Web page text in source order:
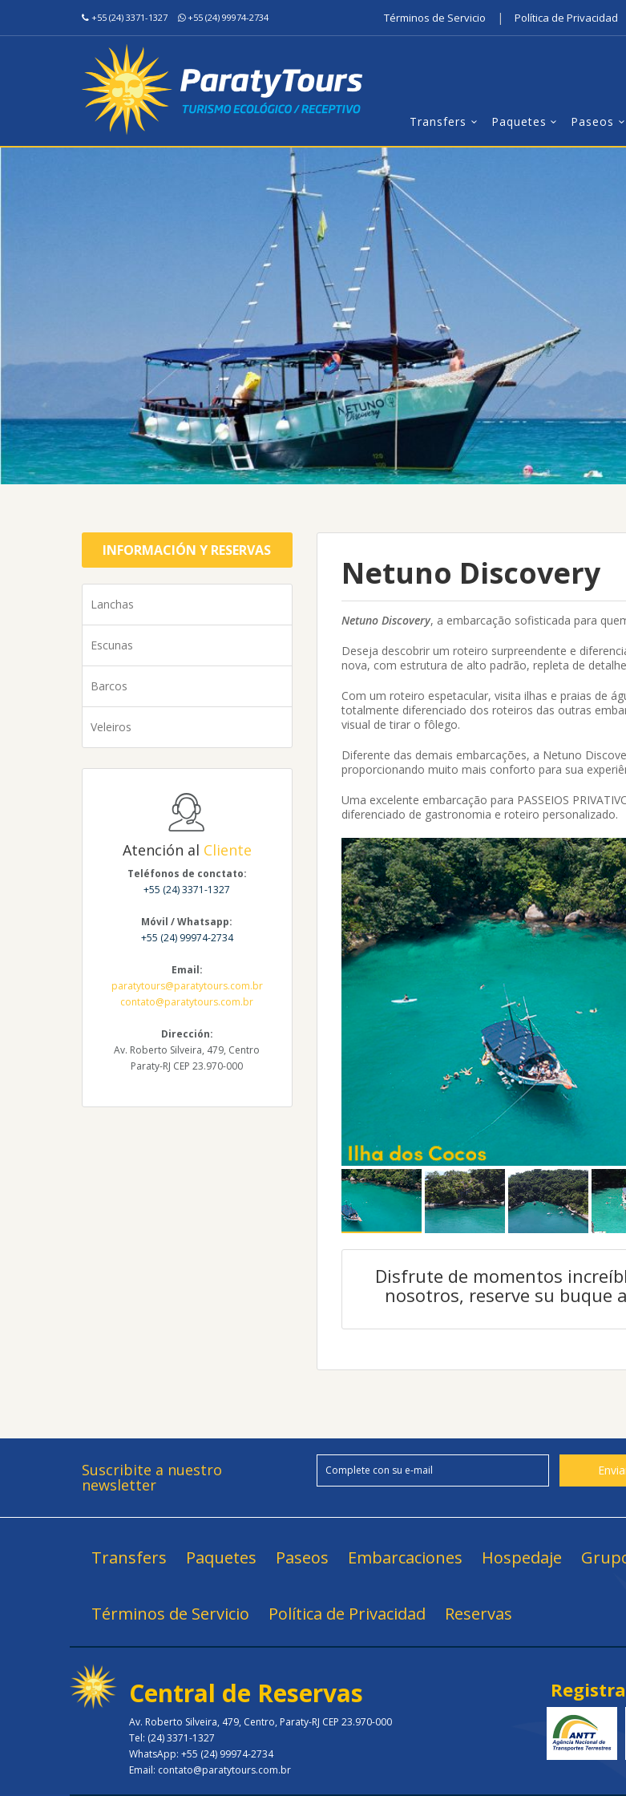
+55 (24) 3371-1327 +55 (24) 99974-2734 Términos de Servicio | Política de Privacidad
Transfers Paquetes Paseos
INFORMACIÓN Y RESERVAS
Lanchas
Escunas
Barcos
Veleiros
Atención al Cliente
Teléfonos de conctato:
+55 (24) 3371-1327
Móvil / Whatsapp:
+55 (24) 99974-2734
Email:
paratytours@paratytours.com.br
contato@paratytours.com.br
Dirección:
Av. Roberto Silveira, 479, Centro
Paraty-RJ CEP 23.970-000
Netuno Discovery
Netuno Discovery, a embarcação sofisticada para
Deseja descobrir um roteiro surpreendente e
nova, com estrutura de alto padrão, repleta de
Com um roteiro espetacular, visita ilhas e praias de
totalmente diferenciado dos roteiros das outras
visual de tirar o fôlego.
Diferente das demais embarcações, a Netuno
proporcionando muito mais conforto para sua
Uma excelente embarcação para PASSEIOS
diferenciado de gastronomia e roteiro personalizado.
Disfrute de momentos
nosotros, reserve su buque
Suscribite a nuestro
newsletter
Transfers Paquetes Paseos Embarcaciones Hospedaje
Términos de Servicio Política de Privacidad Reservas
Central de Reservas
Av. Roberto Silveira, 479, Centro, Paraty-RJ CEP 23.970-000
Tel: (24) 3371-1327
WhatsApp: +55 (24) 99974-2734
Email: contato@paratytours.com.br